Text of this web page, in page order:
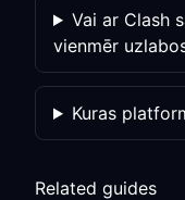
Vai ar Clash
vienmēr
Kuras
Related guides